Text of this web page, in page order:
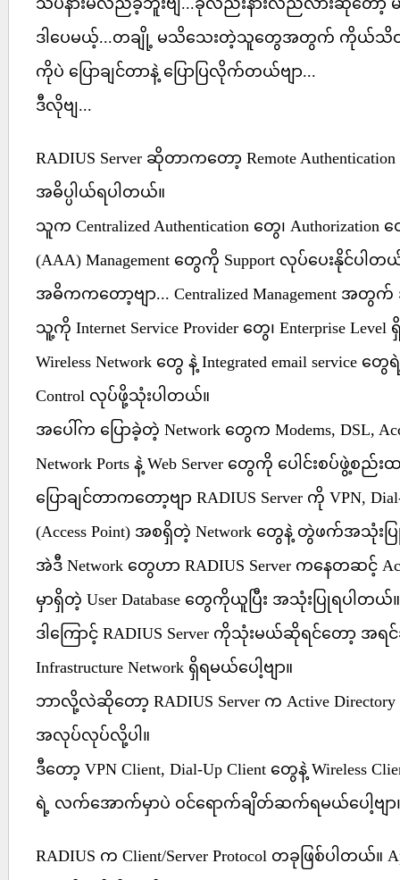
သိပ်နားမလည်ခဲ့ဘူးဗျ...ခုလည်းနားလည်လားဆိုတော့ မရှ
ဒါပေမယ့်...တချို့ မသိသေးတဲ့သူတွေအတွက် ကိုယ်သိထ
ကိုပဲ ပြောချင်တာနဲ့ ပြောပြလိုက်တယ်ဗျာ...
ဒီလိုဗျ...
RADIUS Server ဆိုတာကတော့ Remote Authentication
အဓိပ္ပါယ်ရပါတယ်။
သူက Centralized Authentication တွေ၊ Authorization
(AAA) Management တွေကို Support လုပ်ပေးနိုင်ပါတ
အဓိကကတော့ဗျာ... Centralized Management အ
သူ့ကို Internet Service Provider တွေ၊ Enterprise
Wireless Network တွေ နဲ့ Integrated email
Control လုပ်ဖို့သုံးပါတယ်။
အပေါ်က ပြောခဲ့တဲ့ Network တွေက Modems, DSL,
Network Ports နဲ့ Web Server တွေကို ပေါင်းစပ်ဖွဲ့စည်း
ပြောချင်တာကတော့ဗျာ RADIUS Server ကို VPN, Dial-
(Access Point) အစရှိတဲ့ Network တွေနဲ့ တွဲဖက်အသုံး
အဲဒီ Network တွေဟာ RADIUS Server ကနေတဆင့်
မှာရှိတဲ့ User Database တွေကိုယူပြီး အသုံးပြုရပါတယ်။
ဒါကြောင့် RADIUS Server ကိုသုံးမယ်ဆိုရင်တော့ အရင်
Infrastructure Network ရှိရမယ်ပေါ့ဗျာ။
ဘာလို့လဲဆိုတော့ RADIUS Server က Active
အလုပ်လုပ်လို့ပါ။
ဒီတော့ VPN Client, Dial-Up Client တွေနဲ့ Wireless
ရဲ့ လက်အောက်မှာပဲ ဝင်ရောက်ချိတ်ဆက်ရမယ်ပေါ့ဗျာ
RADIUS က Client/Server Protocol တခုဖြစ်ပါတယ်။